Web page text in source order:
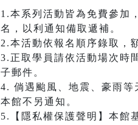
1.本系列活動皆為免費參加
名，以利通知備取遞補。
2.本活動依報名順序錄取，
3.正取學員請依活動場次時
子郵件。
4. 倘遇颱風、地震、豪雨
本館不另通知。
5.【隱私權保護聲明】本館